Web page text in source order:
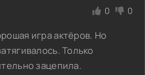
0 0
игра актёров. Но
Только
зацепила.